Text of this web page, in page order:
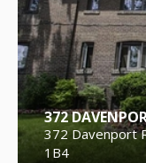
372
372 Davenport
1B4